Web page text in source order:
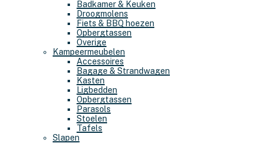
Badkamer & Keuken
Droogmolens
Fiets & BBQ hoezen
Opbergtassen
Overige
Kampeermeubelen
Accessoires
Bagage & Strandwagen
Kasten
Ligbedden
Opbergtassen
Parasols
Stoelen
Tafels
Slapen